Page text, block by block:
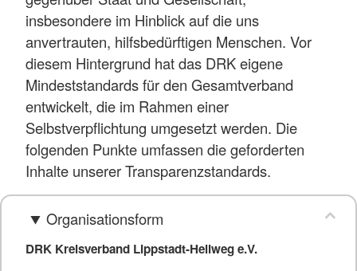
insbesondere im Hinblick auf die uns
anvertrauten, hilfsbedürftigen Menschen. Vor
diesem Hintergrund hat das DRK eigene
Mindeststandards für den Gesamtverband
entwickelt, die im Rahmen einer
Selbstverpflichtung umgesetzt werden. Die
folgenden Punkte umfassen die geforderten
Inhalte unserer Transparenzstandards.
Organisationsform
DRK Kreisverband Lippstadt-Hellweg e.V.